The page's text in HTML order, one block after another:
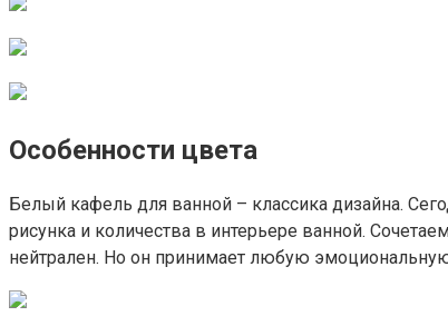
Особенности цвета
Белый кафель для ванной – классика дизайна.
рисунка и количества в интерьере ванной.
нейтрален. Но он принимает любую